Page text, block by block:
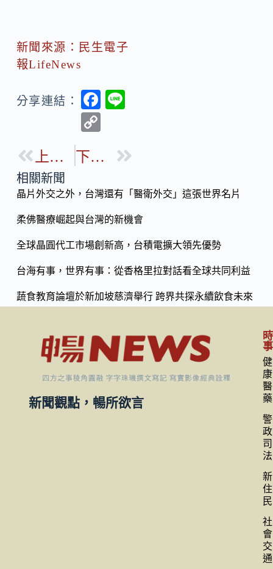
新聞來源：民生電子
報LifeNews
分享連結：
F
b
o
k
p
Li
n
k
上一篇 下一篇
相關新聞
晶片外交之外，台灣還有「醫衛外交」這張世界名片
柔佛醫療崛起與台灣的新機會
全球晶圓代工市場創新高，台積電擴大領先優勢
台海有事，世界有事：從香格里拉對話看全球共同利益
蔬食教育論壇於新加坡慈濟舉行 跨界共探永續飲食未來
新聞觀點，暢所欲言
時
事
健
康
醫
藥
警
政
司
法
新
住
民
社
會
交
通